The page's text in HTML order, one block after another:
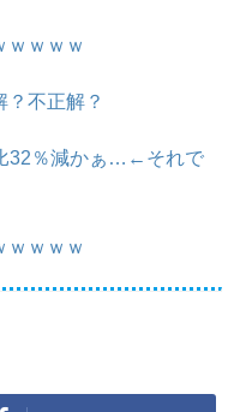
ｗｗｗｗ
？不正解？
32％減かぁ…←それで
ｗｗｗｗ